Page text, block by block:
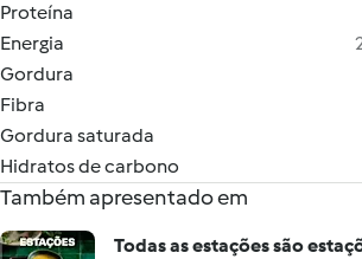
Proteína
Energia
Gordura
Fibra
Gordura saturada
Hidratos de carbono
Também apresentado em
Todas as estações são